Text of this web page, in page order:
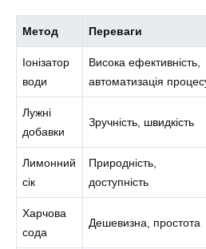
Метод Переваги
Іонізатор
води
Висока ефективність,
автоматизація
Лужні
добавки
Зручність, швидкість
Лимонний
сік
Природність,
доступність
Харчова
сода
Дешевизна, простота